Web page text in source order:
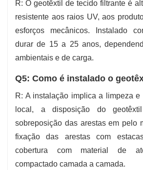
R: O geotêxtil de tecido filtrante é
resistente aos raios UV, aos
esforços mecânicos. Instalado
durar de 15 a 25 anos,
ambientais e de carga.
Q5: Como é instalado o
R: A instalação implica a limpeza
local, a disposição do
sobreposição das arestas em pelo
fixação das arestas com
cobertura com material de
compactado camada a camada.